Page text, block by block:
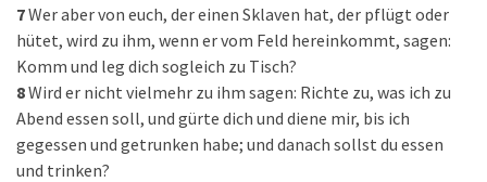
7Wer aber von euch, der einen Sklaven hat, der pflügt oder
hütet, wird zu ihm, wenn er vom Feld hereinkommt, sagen:
Komm und leg dich sogleich zu Tisch?
8Wird er nicht vielmehr zu ihm sagen: Richte zu, was ich zu
Abend essen soll, und gürte dich und diene mir, bis ich
gegessen und getrunken habe; und danach sollst du essen
und trinken?